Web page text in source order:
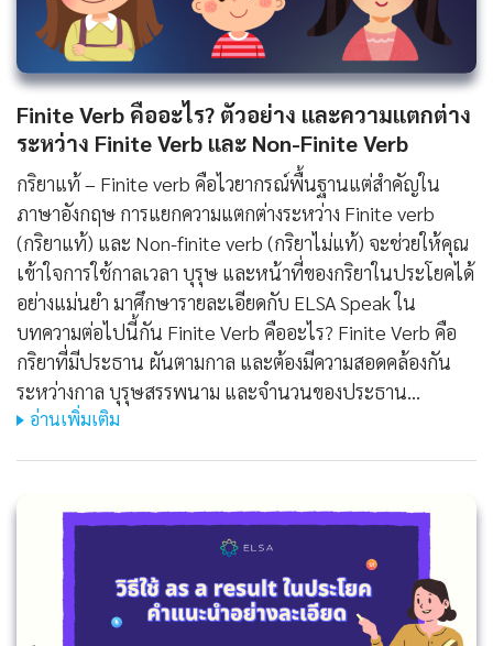
Finite Verb คืออะไร? ตัวอย่าง และความแตกต่าง
ระหว่าง Finite Verb และ Non-Finite Verb
กริยาแท้ – Finite verb คือไวยากรณ์พื้นฐานแต่สำคัญใน
ภาษาอังกฤษ การแยกความแตกต่างระหว่าง Finite verb
(กริยาแท้) และ Non-finite verb (กริยาไม่แท้) จะช่วยให้คุณ
เข้าใจการใช้กาลเวลา บุรุษ และหน้าที่ของกริยาในประโยคได้
อย่างแม่นยำ มาศึกษารายละเอียดกับ ELSA Speak ใน
บทความต่อไปนี้กัน Finite Verb คืออะไร? Finite Verb คือ
กริยาที่มีประธาน ผันตามกาล และต้องมีความสอดคล้องกัน
ระหว่างกาล บุรุษสรรพนาม และจำนวนของประธาน…
อ่านเพิ่มเติม